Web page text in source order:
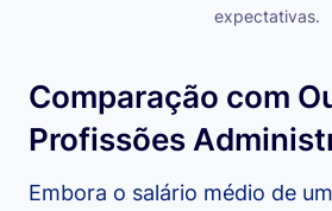
expectativas.
Comparação com
Profissões
Embora o salário médio de